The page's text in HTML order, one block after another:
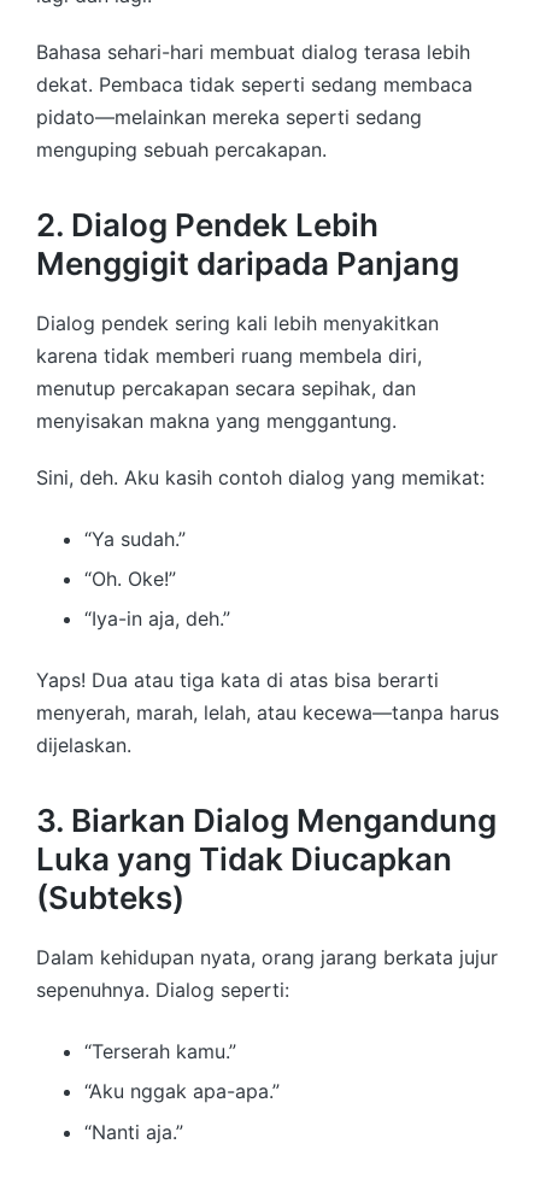
Bahasa sehari-hari membuat dialog terasa lebih
dekat. Pembaca tidak seperti sedang membaca
pidato—melainkan mereka seperti sedang
menguping sebuah percakapan.
2. Dialog Pendek Lebih
Menggigit daripada Panjang
Dialog pendek sering kali lebih menyakitkan
karena tidak memberi ruang membela diri,
menutup percakapan secara sepihak, dan
menyisakan makna yang menggantung.
Sini, deh. Aku kasih contoh dialog yang memikat:
“Ya sudah.”
“Oh. Oke!”
“Iya-in aja, deh.”
Yaps! Dua atau tiga kata di atas bisa berarti
menyerah, marah, lelah, atau kecewa—tanpa harus
dijelaskan.
3. Biarkan Dialog Mengandung
Luka yang Tidak Diucapkan
(Subteks)
Dalam kehidupan nyata, orang jarang berkata jujur
sepenuhnya. Dialog seperti:
“Terserah kamu.”
“Aku nggak apa-apa.”
“Nanti aja.”